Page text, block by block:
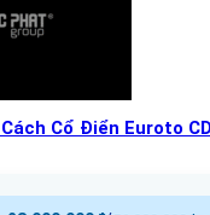
Cổ Điển Euroto